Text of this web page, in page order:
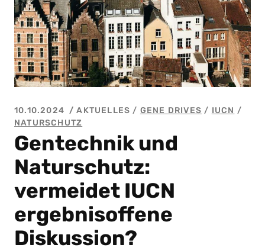
10.10.2024 AKTUELLES / GENE DRIVES / IUCN /
NATURSCHUTZ
Gentechnik und
Naturschutz:
vermeidet IUCN
ergebnisoffene
Diskussion?